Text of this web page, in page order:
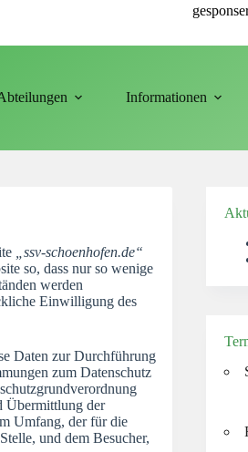
Informationen
„ssv-schoenhofen.de“
so, dass nur so wenige
werden
Einwilligung des
Daten zur Durchführung
zum Datenschutz
Übermittlung der
Umfang, der für die
und dem Besucher,